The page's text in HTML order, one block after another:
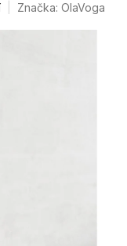
Značka: OlaVoga